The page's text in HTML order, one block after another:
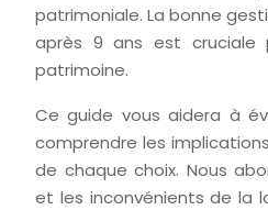
patrimoniale. La bonne
après 9 ans est cruciale
patrimoine.
Ce guide vous aidera à
comprendre les
de chaque choix. Nous
et les inconvénients de la